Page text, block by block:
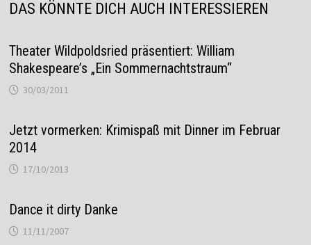
DAS KÖNNTE DICH AUCH INTERESSIEREN
Theater Wildpoldsried präsentiert: William
Shakespeare’s „Ein Sommernachtstraum“
30/03/2011
Jetzt vormerken: Krimispaß mit Dinner im Februar
2014
17/10/2013
Dance it dirty Danke
11/11/2007